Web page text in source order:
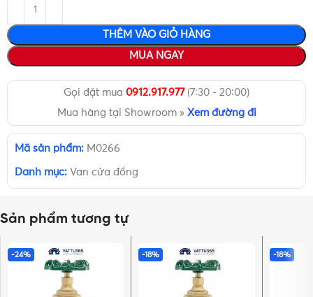
THÊM VÀO GIỎ HÀNG
MUA NGAY
Gọi đặt mua 0912.917.977(7:30 - 20:00)
Mua hàng tại Showroom » Xem đường đi
Mã sản phẩm: M0266
Danh mục: Van cửa đồng
Sản phẩm tương tự
-24% -18% -18%